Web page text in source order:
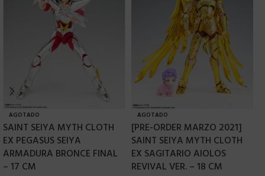
AGOTADO
SAINT SEIYA MYTH CLOTH
EX PEGASUS SEIYA
ARMADURA BRONCE FINAL
– 17 CM
AGOTADO
[PRE-ORDER MARZO 2021]
SAINT SEIYA MYTH CLOTH
EX SAGITARIO AIOLOS
REVIVAL VER. – 18 CM